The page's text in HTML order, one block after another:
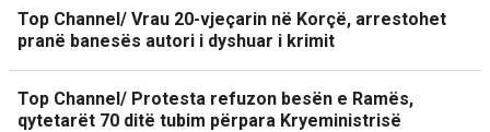
Top Channel/ Vrau 20-vjeçarin në Korçë, arrestohet
pranë banesës autori i dyshuar i krimit
Top Channel/ Protesta refuzon besën e Ramës,
qytetarët 70 ditë tubim përpara Kryeministrisë